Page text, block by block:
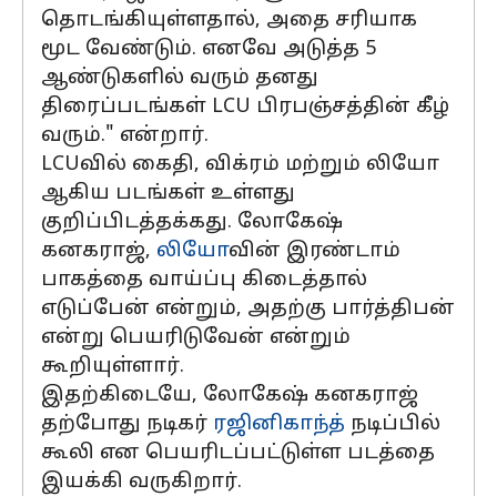
தொடங்கியுள்ளதால், அதை சரியாக
மூட வேண்டும். எனவே அடுத்த 5
ஆண்டுகளில் வரும் தனது
திரைப்படங்கள் LCU பிரபஞ்சத்தின் கீழ்
வரும்." என்றார்.
LCUவில் கைதி, விக்ரம் மற்றும் லியோ
ஆகிய படங்கள் உள்ளது
குறிப்பிடத்தக்கது. லோகேஷ்
கனகராஜ், லியோவின் இரண்டாம்
பாகத்தை வாய்ப்பு கிடைத்தால்
எடுப்பேன் என்றும், அதற்கு பார்த்திபன்
என்று பெயரிடுவேன் என்றும்
கூறியுள்ளார்.
இதற்கிடையே, லோகேஷ் கனகராஜ்
தற்போது நடிகர் ரஜினிகாந்த் நடிப்பில்
கூலி என பெயரிடப்பட்டுள்ள படத்தை
இயக்கி வருகிறார்.